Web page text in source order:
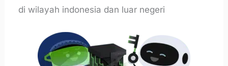
di wilayah indonesia dan luar negeri